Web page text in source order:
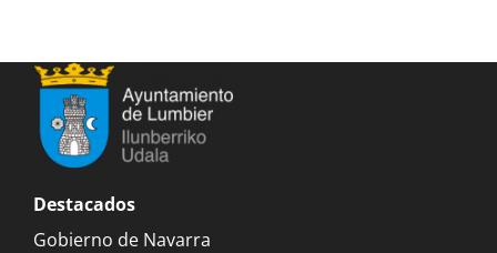
Destacados
Gobierno de Navarra